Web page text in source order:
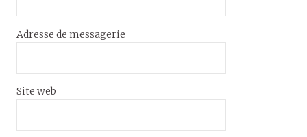
Adresse de messagerie
Site web